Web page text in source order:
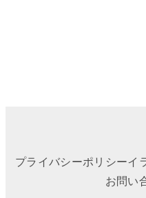
プライバシーポリシーイ
お問い